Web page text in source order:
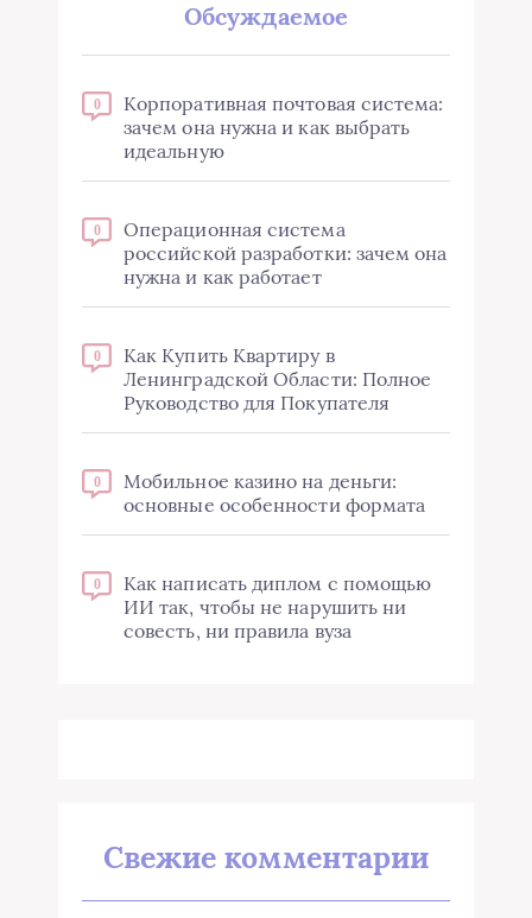
Обсуждаемое
0
Корпоративная почтовая система:
зачем она нужна и как выбрать
идеальную
0
Операционная система
российской разработки: зачем она
нужна и как работает
0
Как Купить Квартиру в
Ленинградской Области: Полное
Руководство для Покупателя
0
Мобильное казино на деньги:
основные особенности формата
0
Как написать диплом с помощью
ИИ так, чтобы не нарушить ни
совесть, ни правила вуза
Свежие комментарии